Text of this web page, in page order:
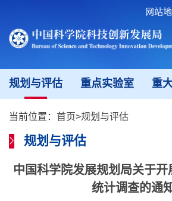
网站
规划与评估 重点实验室 重
当前位置： 首页>规划与评估
规划与评估
中国科学院发展规划局关于
统计调查的通